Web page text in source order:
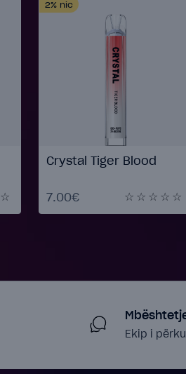
2% nic
Crystal Tiger Blood
7.00€
Ekip i